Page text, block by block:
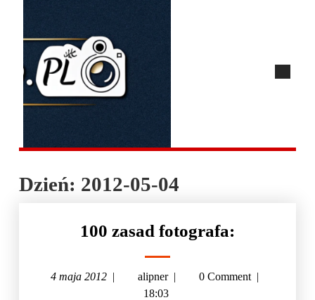
Dzień: 2012-05-04
100 zasad fotografa:
4 maja 2012 | alipner | 0 Comment |
18:03